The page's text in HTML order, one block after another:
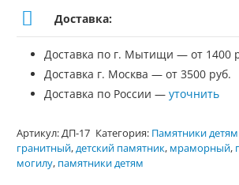
Доставка:
Доставка по г. Мытищи — от 1400
Доставка г. Москва — от 3500 руб.
Доставка по России — уточнить
Артикул:ДП-17 Категория: Памятники детям
гранитный,детский памятник, мраморный,
могилу, памятники детям